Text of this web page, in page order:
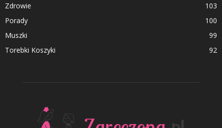
Zdrowie
103
Porady
100
Muszki
99
Torebki Koszyki
92